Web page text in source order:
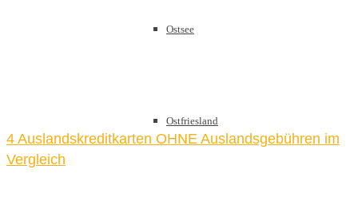
Ostsee
Ostfriesland
4 Auslandskreditkarten OHNE Auslandsgebühren im
Vergleich